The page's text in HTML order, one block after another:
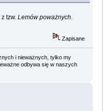
z tzw.Lemów poważnych.
Zapisane
i nieważnych, tylko my
odbywa się w naszych